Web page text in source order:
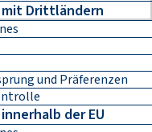
Drittländern
und Präferenzen
der EU